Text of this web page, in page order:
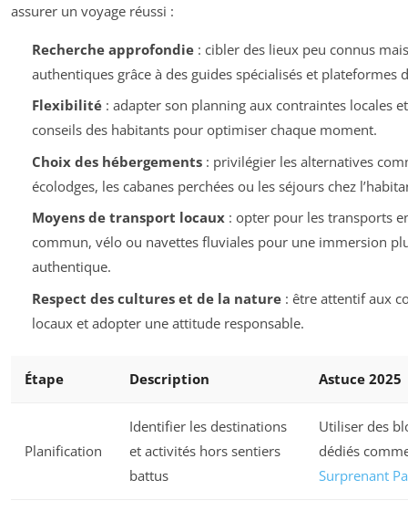
assurer un voyage réussi :
Recherche approfondie: cibler des lieux peu connus mais
authentiques grâce à des guides spécialisés et plateformes
Flexibilité: adapter son planning aux contraintes locales
conseils des habitants pour optimiser chaque moment.
Choix des hébergements: privilégier les alternatives
écolodges, les cabanes perchées ou les séjours chez
Moyens de transport locaux: opter pour les transports
commun, vélo ou navettes fluviales pour une immersion
authentique.
Respect des cultures et de la nature: être attentif aux
locaux et adopter une attitude responsable.
Étape Description Astuce 2025
Planification
Identifier les destinations
et activités hors sentiers
battus
Utiliser des
dédiés
Surprenant